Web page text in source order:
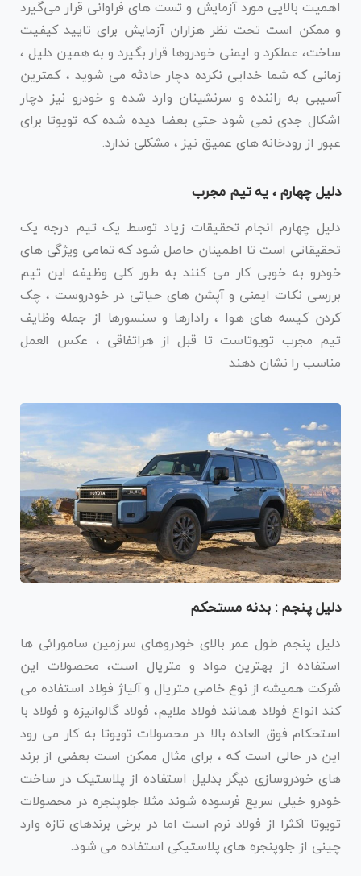
اهمیت بالایی مورد آزمایش و تست های فراوانی قرار می‌گیرد
و ممکن است تحت نظر هزاران آزمایش برای تایید کیفیت
ساخت، عملکرد و ایمنی خودروها قرار بگیرد و به همین دلیل ،
زمانی که شما خدایی نکرده دچار حادثه می شوید ، کمترین
آسیبی به راننده و سرنشینان وارد شده و خودرو نیز دچار
اشکال جدی نمی شود حتی بعضا دیده شده که تویوتا برای
عبور از رودخانه های عمیق نیز ، مشکلی ندارد.
دلیل چهارم ، یه تیم مجرب
دلیل چهارم انجام تحقیقات زیاد توسط یک تیم درجه یک
تحقیقاتی است تا اطمینان حاصل شود که تمامی ویژگی های
خودرو به خوبی کار می کنند به طور کلی وظیفه این تیم
بررسی نکات ایمنی و آپشن های حیاتی در خودروست ، چک
کردن کیسه های هوا ، رادارها و سنسورها از جمله وظایف
تیم مجرب تویوتاست تا قبل از هراتفاقی ، عکس العمل
مناسب را نشان دهند
دلیل پنجم : بدنه مستحکم
دلیل پنجم طول عمر بالای خودروهای سرزمین سامورائی ها
استفاده از بهترین مواد و متریال است، محصولات این
شرکت همیشه از نوع خاصی متریال و آلیاژ فولاد استفاده می
کند انواع فولاد همانند فولاد ملایم، فولاد گالوانیزه و فولاد با
استحکام فوق العاده بالا در محصولات تویوتا به کار می رود
این در حالی است که ، برای مثال ممکن است بعضی از برند
های خودروسازی دیگر بدلیل استفاده از پلاستیک در ساخت
خودرو خیلی سریع فرسوده شوند مثلا جلوپنجره در محصولات
تویوتا اکثرا از فولاد نرم است اما در برخی برندهای تازه وارد
چینی از جلوپنجره های پلاستیکی استفاده می شود.